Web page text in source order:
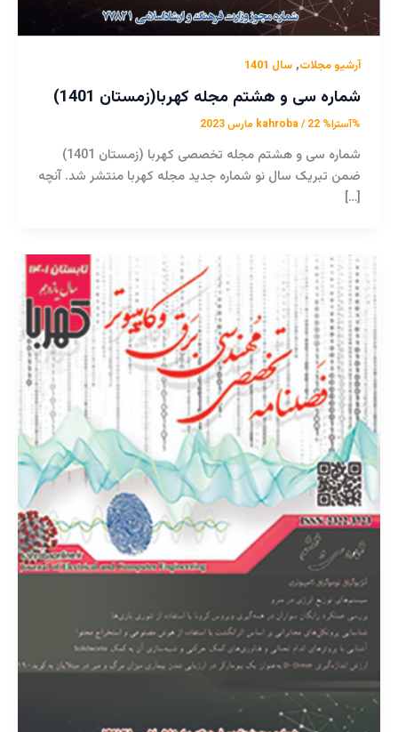
آرشیو مجلات, سال 1401
شماره سی و هشتم مجله کهربا(زمستان 1401)
%آسترا% kahroba/ 22 مارس 2023
شماره سی و هشتم مجله تخصصی کهربا (زمستان 1401)
ضمن تبریک سال نو شماره جدید مجله کهربا منتشر شد. آنچه
[…]